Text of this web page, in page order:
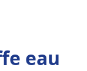
eau